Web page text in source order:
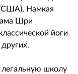
Намкая
Шри
йоги
легальную школу